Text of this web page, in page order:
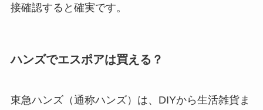
接確認すると確実です。
ハンズでエスポアは買える？
東急ハンズ（通称ハンズ）は、DIYから生活雑貨ま